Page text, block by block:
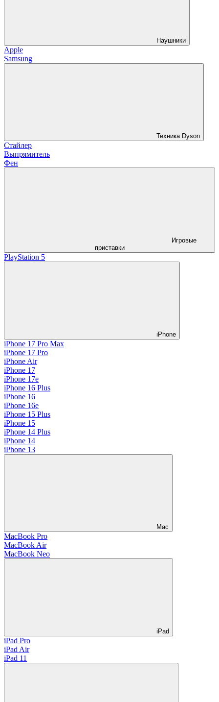
Наушники
Apple
Samsung
Техника Dyson
Стайлер
Выпрямитель
Фен
Игровые
приставки
PlayStation 5
iPhone
iPhone 17 Pro Max
iPhone 17 Pro
iPhone Air
iPhone 17
iPhone 17e
iPhone 16 Plus
iPhone 16
iPhone 16e
iPhone 15 Plus
iPhone 15
iPhone 14 Plus
iPhone 14
iPhone 13
Mac
MacBook Pro
MacBook Air
MacBook Neo
iPad
iPad Pro
iPad Air
iPad 11